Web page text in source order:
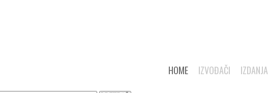
HOME IZVOĐAČI IZDANJA